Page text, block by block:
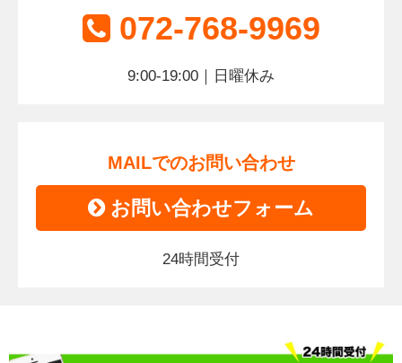
072-768-9969
9:00-19:00｜日曜休み
MAILでのお問い合わせ
お問い合わせフォーム
24時間受付